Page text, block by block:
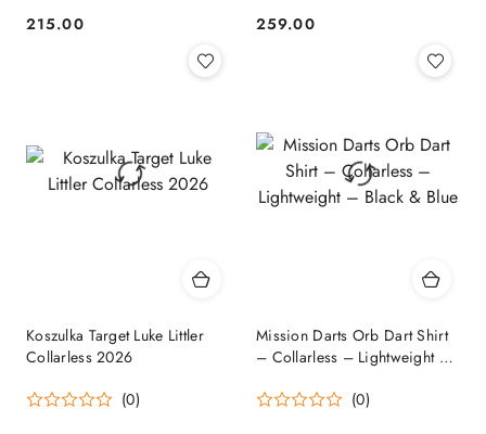
Cena:
215.00 Cena:
259.00
Koszulka Target Luke Littler
Collarless 2026
(0)
Mission Darts Orb Dart Shirt
– Collarless – Lightweight –
(0)